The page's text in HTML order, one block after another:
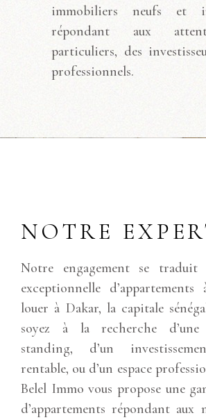
immobiliers neufs et
répondant aux
particuliers, des
professionnels.
NOTRE
Notre engagement se
exceptionnelle
louer à Dakar, la capitale
soyez à la recherche
standing, d’un
rentable, ou d’un espace
Belel Immo vous propose une
d’appartements répondant aux